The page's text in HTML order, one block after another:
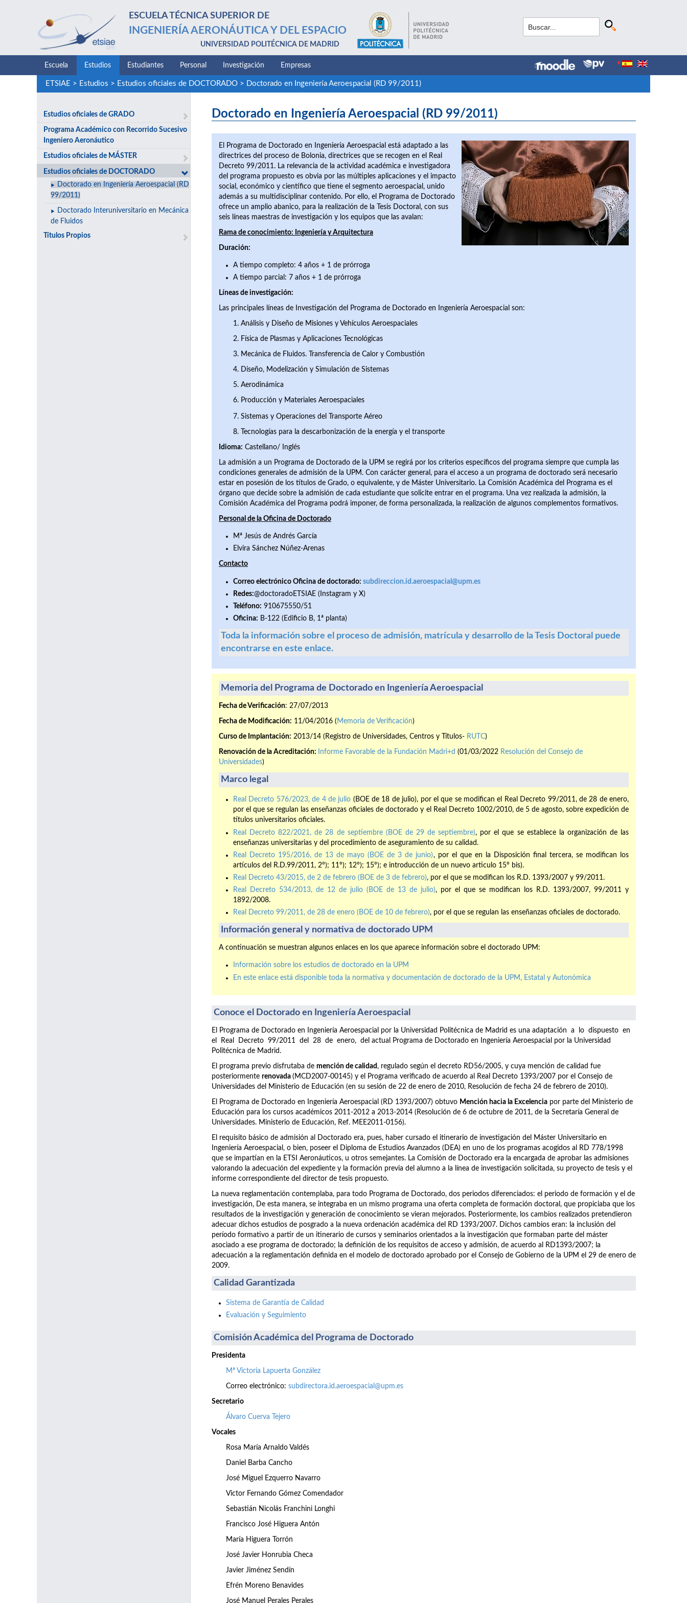
ESCUELA TÉCNICA SUPERIOR DE
INGENIERÍA AERONÁUTICA Y DEL ESPACIO
UNIVERSIDAD POLITÉCNICA DE MADRID
Escuela Estudios Estudiantes Personal Investigación Empresas
ETSIAE > Estudios > Estudios oficiales de DOCTORADO> Doctorado en Ingeniería Aeroespacial (RD 99/2011)
Estudios oficiales de GRADO
Programa Académico con Recorrido Sucesivo
Ingeniero Aeronáutico
Estudios oficiales de MÁSTER
Estudios oficiales de DOCTORADO
Doctorado en Ingeniería Aeroespacial (RD
99/2011)
Doctorado Interuniversitario en Mecánica
de Fluidos
Títulos Propios
Doctorado en Ingeniería Aeroespacial (RD 99/2011)
El Programa de Doctorado en Ingeniería Aeroespacial está adaptado a las
directrices del proceso de Bolonia, directrices que se recogen en el Real
Decreto 99/2011. La relevancia de la actividad académica e investigadora
del programa propuesto es obvia por las múltiples aplicaciones y el impacto
social, económico y científico que tiene el segmento aeroespacial, unido
además a su multidisciplinar contenido. Por ello, el Programa de Doctorado
ofrece un amplio abanico, para la realización de la Tesis Doctoral, con sus
seis líneas maestras de investigación y los equipos que las avalan:
Rama de conocimiento: Ingeniería y Arquitectura
Duración:
A tiempo completo: 4 años + 1 de prórroga
A tiempo parcial: 7 años + 1 de prórroga
Líneas de investigación:
Las principales líneas de Investigación del Programa de Doctorado en Ingeniería Aeroespacial son:
1. Análisis y Diseño de Misiones y Vehículos Aeroespaciales
2. Física de Plasmas y Aplicaciones Tecnológicas
3. Mecánica de Fluidos. Transferencia de Calor y Combustión
4. Diseño, Modelización y Simulación de Sistemas
5. Aerodinámica
6. Producción y Materiales Aeroespaciales
7. Sistemas y Operaciones del Transporte Aéreo
8. Tecnologías para la descarbonización de la energía y el transporte
Idioma: Castellano/ Inglés
La admisión a un Programa de Doctorado de la UPM se regirá por los criterios específicos del programa siempre que cumpla las
condiciones generales de admisión de la UPM. Con carácter general, para el acceso a un programa de doctorado será necesario
estar en posesión de los títulos de Grado, o equivalente, y de Máster Universitario. La Comisión Académica del Programa es el
órgano que decide sobre la admisión de cada estudiante que solicite entrar en el programa. Una vez realizada la admisión, la
Comisión Académica del Programa podrá imponer, de forma personalizada, la realización de algunos complementos formativos.
Personal de la Oficina de Doctorado
Mª Jesús de Andrés García
Elvira Sánchez Núñez-Arenas
Contacto
Correo electrónico Oficina de doctorado: subdireccion.id.aeroespacial@upm.es
Redes:@doctoradoETSIAE (Instagram y X)
Teléfono: 910675550/51
Oficina: B-122 (Edificio B, 1ª planta)
Toda la información sobre el proceso de admisión, matrícula y desarrollo de la Tesis Doctoral puede
encontrarse en este enlace.
Memoria del Programa de Doctorado en Ingeniería Aeroespacial
Fecha de Verificación: 27/07/2013
Fecha de Modificación: 11/04/2016 ( Memoria de Verificación)
Curso de Implantación: 2013/14 (Registro de Universidades, Centros y Títulos- RUTC)
Renovación de la Acreditación: Informe Favorable de la Fundación Madri+d (01/03/2022 Resolución del Consejo de
Universidades)
Marco legal
Real Decreto 576/2023, de 4 de julio (BOE de 18 de julio), por el que se modifican el Real Decreto 99/2011, de 28 de enero,
por el que se regulan las enseñanzas oficiales de doctorado y el Real Decreto 1002/2010, de 5 de agosto, sobre expedición de
títulos universitarios oficiales.
Real Decreto 822/2021, de 28 de septiembre (BOE de 29 de septiembre), por el que se establece la organización de las
enseñanzas universitarias y del procedimiento de aseguramiento de su calidad.
Real Decreto 195/2016, de 13 de mayo (BOE de 3 de junio) , por el que en la Disposición final tercera, se modifican los
artículos del R.D.99/2011, 2º); 11º); 12º); 15º); e introducción de un nuevo articulo 15º bis).
Real Decreto 43/2015, de 2 de febrero (BOE de 3 de febrero), por el que se modifican los R.D. 1393/2007 y 99/2011.
Real Decreto 534/2013, de 12 de julio (BOE de 13 de julio), por el que se modifican los R.D. 1393/2007, 99/2011 y
1892/2008.
Real Decreto 99/2011, de 28 de enero (BOE de 10 de febrero), por el que se regulan las enseñanzas oficiales de doctorado.
Información general y normativa de doctorado UPM
A continuación se muestran algunos enlaces en los que aparece información sobre el doctorado UPM:
Información sobre los estudios de doctorado en la UPM
En este enlace está disponible toda la normativa y documentación de doctorado de la UPM, Estatal y Autonómica
Conoce el Doctorado en Ingeniería Aeroespacial
El Programa de Doctorado en Ingeniería Aeroespacial por la Universidad Politécnica de Madrid es una adaptación a lo dispuesto en
el Real Decreto 99/2011 del 28 de enero, del actual Programa de Doctorado en Ingeniería Aeroespacial por la Universidad
Politécnica de Madrid.
El programa previo disfrutaba de mención de calidad , regulado según el decreto RD56/2005, y cuya mención de calidad fue
posteriormente renovada (MCD2007-00145) y el Programa verificado de acuerdo al Real Decreto 1393/2007 por el Consejo de
Universidades del Ministerio de Educación (en su sesión de 22 de enero de 2010, Resolución de fecha 24 de febrero de 2010).
El Programa de Doctorado en Ingeniería Aeroespacial (RD 1393/2007) obtuvo Mención hacia la Excelencia por parte del Ministerio de
Educación para los cursos académicos 2011-2012 a 2013-2014 (Resolución de 6 de octubre de 2011, de la Secretaría General de
Universidades. Ministerio de Educación, Ref. MEE2011-0156).
El requisito básico de admisión al Doctorado era, pues, haber cursado el itinerario de investigación del Máster Universitario en
Ingeniería Aeroespacial, o bien, poseer el Diploma de Estudios Avanzados (DEA) en uno de los programas acogidos al RD 778/1998
que se impartían en la ETSI Aeronáuticos, u otros semejantes. La Comisión de Doctorado era la encargada de aprobar las admisiones
valorando la adecuación del expediente y la formación previa del alumno a la línea de investigación solicitada, su proyecto de tesis y el
informe correspondiente del director de tesis propuesto.
La nueva reglamentación contemplaba, para todo Programa de Doctorado, dos periodos diferenciados: el periodo de formación y el de
investigación, De esta manera, se integraba en un mismo programa una oferta completa de formación doctoral, que propiciaba que los
resultados de la investigación y generación de conocimiento se vieran mejorados. Posteriormente, los cambios realizados pretendieron
adecuar dichos estudios de posgrado a la nueva ordenación académica del RD 1393/2007. Dichos cambios eran: la inclusión del
período formativo a partir de un itinerario de cursos y seminarios orientados a la investigación que formaban parte del máster
asociado a ese programa de doctorado; la definición de los requisitos de acceso y admisión, de acuerdo al RD1393/2007; la
adecuación a la reglamentación definida en el modelo de doctorado aprobado por el Consejo de Gobierno de la UPM el 29 de enero de
2009.
Calidad Garantizada
Sistema de Garantía de Calidad
Evaluación y Seguimiento
Comisión Académica del Programa de Doctorado
Presidenta
Mª Victoria Lapuerta González
Correo electrónico: subdirectora.id.aeroespacial@upm.es
Secretario
Álvaro Cuerva Tejero
Vocales
Rosa María Arnaldo Valdés
Daniel Barba Cancho
José Miguel Ezquerro Navarro
Victor Fernando Gómez Comendador
Sebastián Nicolás Franchini Longhi
Francisco José Higuera Antón
María Higuera Torrón
José Javier Honrubia Checa
Javier Jiménez Sendín
Efrén Moreno Benavides
José Manuel Perales Perales